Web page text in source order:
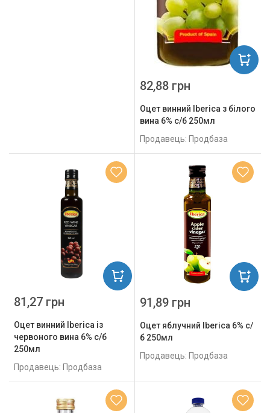
Оцет винний Iberica з білого
вина 6% с/б 250мл
Продавець: Продбаза
82,88 грн
Оцет винний Iberica із
червоного вина 6% с/б
250мл
Продавець: Продбаза
81,27 грн
Оцет яблучний Iberica 6% с/
б 250мл
Продавець: Продбаза
91,89 грн